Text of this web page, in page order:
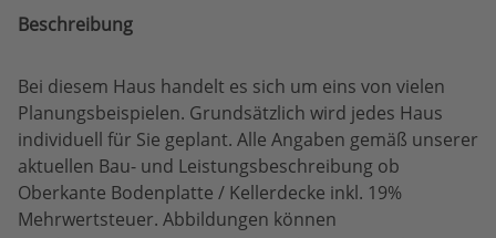
Beschreibung
Bei diesem Haus handelt es sich um eins von vielen
Planungsbeispielen. Grundsätzlich wird jedes Haus
individuell für Sie geplant. Alle Angaben gemäß unserer
aktuellen Bau- und Leistungsbeschreibung ob
Oberkante Bodenplatte / Kellerdecke inkl. 19%
Mehrwertsteuer. Abbildungen können